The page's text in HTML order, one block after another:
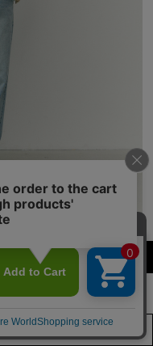
サイズ）
ント
中
ら